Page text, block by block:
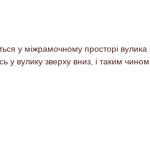
у міжрамочному просторі вулика
вулику зверху вниз, і таким чином